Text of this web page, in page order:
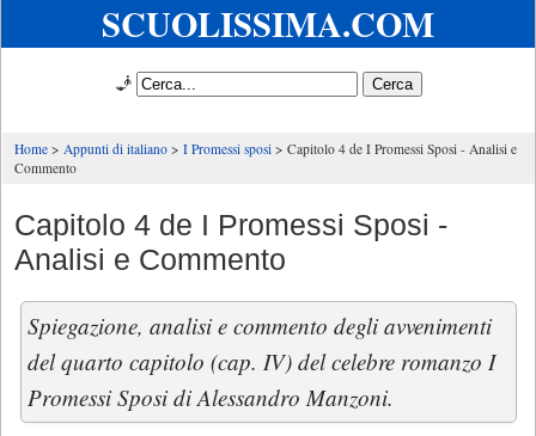
SCUOLISSIMA.COM
🧞
Home Appunti di italiano I Promessi sposi
Capitolo 4 de I Promessi Sposi - Analisi e
Commento
Capitolo 4 de I Promessi Sposi -
Analisi e Commento
Spiegazione, analisi e commento degli avvenimenti
del quarto capitolo (cap. IV) del celebre romanzo I
Promessi Sposi di Alessandro Manzoni.